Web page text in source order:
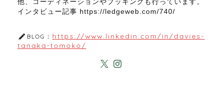
他、コーディネーションやブッキングも行っています。
インタビュー記事 https://ledgeweb.com/740/
BLOG： https://www.linkedin.com/in/davies-
tanaka-tomoko/